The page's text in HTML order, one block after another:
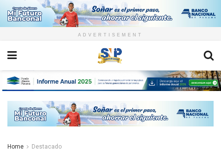
ADVERTISEMENT
Home Destacado